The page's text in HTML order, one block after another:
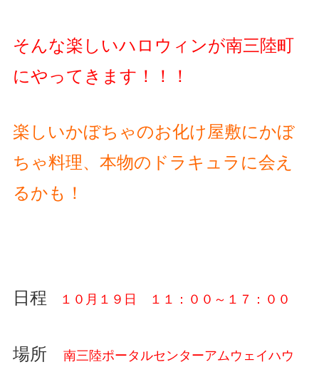
そんな楽しいハロウィンが南三陸町
にやってきます！！！
楽しいかぼちゃのお化け屋敷にかぼ
ちゃ料理、本物のドラキュラに会え
るかも！
日程 １０月１９日 １１：００～１７：００
場所
南三陸ポータルセンターアムウェイハウ